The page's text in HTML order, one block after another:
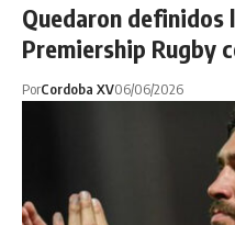
Quedaron definidos
Premiership Rugby
PorCordoba XV06/06/2026